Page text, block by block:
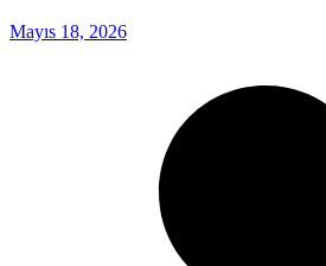
Mayıs 18, 2026